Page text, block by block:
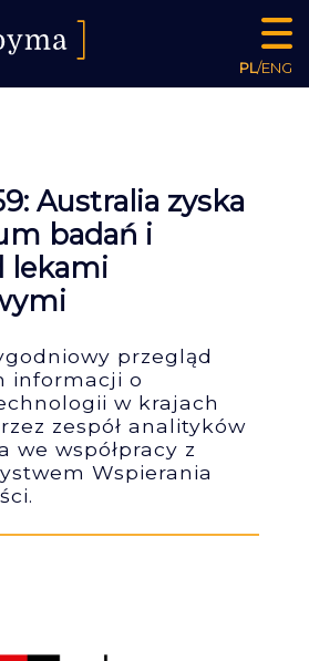
PL/ENG
Australia zyska
badań i
lekami
przegląd
informacji o
w krajach
zespół analityków
we współpracy z
Wspierania